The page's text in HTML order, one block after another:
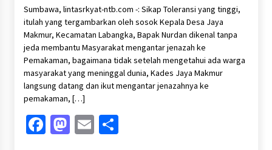
Terduga Curanmor yang sempat jadi DPO
selama Sepekan
4 minggu ago
Tim Opsnal Polsek Kempo Amankan salah satu
Terduga Curanmor yang sempat jadi DPO
selama Sepekan
4 minggu ago
Nomor 9 Tahun 2026, Soroti Ketidakpastian
Nasib PPPK Paruh Waktu di Tengah
Sumbawa, lintasrkyat-ntb.com -: Sikap Toleransi yang tinggi,
itulah yang tergambarkan oleh sosok Kepala Desa Jaya
Makmur, Kecamatan Labangka, Bapak Nurdan dikenal tanpa
jeda membantu Masyarakat mengantar jenazah ke
Pemakaman, bagaimana tidak setelah mengetahui ada warga
masyarakat yang meninggal dunia, Kades Jaya Makmur
langsung datang dan ikut mengantar jenazahnya ke
pemakaman, […]
Facebook
Mastodon
EmailShare